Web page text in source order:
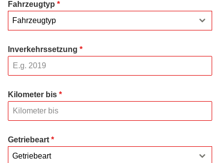
Fahrzeugtyp *
Fahrzeugtyp
Inverkehrssetzung *
Kilometer bis *
Getriebeart *
Getriebeart